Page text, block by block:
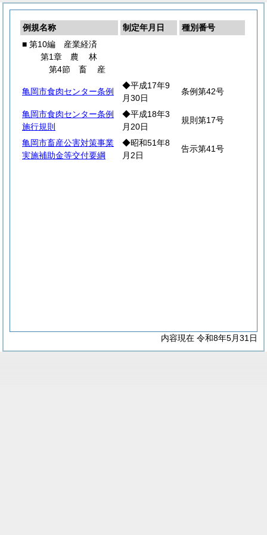
例規名称 制定年月日
種別番号
■ 第10編 産業経済
第1章 農林
第4節 畜 産
亀岡市食肉センター条例
◆平成17年9
月30日
条例第42号
亀岡市食肉センター条例
施行規則
◆平成18年3
月20日
規則第17号
亀岡市畜産公害対策事業
実施補助金等交付要綱
◆昭和51年8
月2日
告示第41号
内容現在 令和8年5月31日